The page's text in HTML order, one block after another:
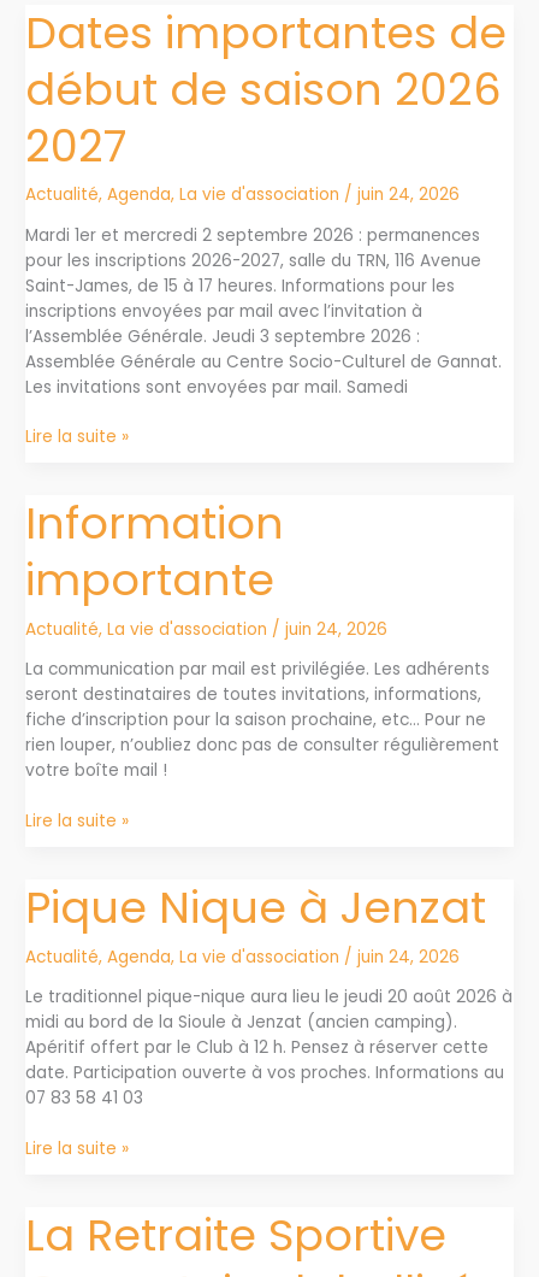
Dates importantes de
début de saison 2026
2027
Actualité,Agenda,La vie d'association /juin 24, 2026
Mardi 1er et mercredi 2 septembre 2026 : permanences
pour les inscriptions 2026-2027, salle du TRN, 116 Avenue
Saint-James, de 15 à 17 heures. Informations pour les
inscriptions envoyées par mail avec l’invitation à
l’Assemblée Générale. Jeudi 3 septembre 2026 :
Assemblée Générale au Centre Socio-Culturel de Gannat.
Les invitations sont envoyées par mail. Samedi
Dates
début
de
saison
2026
Lire la suite »
Information
importante
Actualité,La vie d'association /juin 24, 2026
La communication par mail est privilégiée. Les adhérents
seront destinataires de toutes invitations, informations,
fiche d’inscription pour la saison prochaine, etc… Pour ne
rien louper, n’oubliez donc pas de consulter régulièrement
votre boîte mail !
Information
Lire la suite »
Pique Nique à Jenzat
Actualité,Agenda,La vie d'association /juin 24, 2026
Le traditionnel pique-nique aura lieu le jeudi 20 août 2026 à
midi au bord de la Sioule à Jenzat (ancien camping).
Apéritif offert par le Club à 12 h. Pensez à réserver cette
date. Participation ouverte à vos proches. Informations au
07 83 58 41 03
Pique
Jenzat
Lire la suite »
La Retraite Sportive